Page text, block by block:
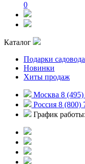
0
Каталог
Подарки
Новинки
Хиты продаж
Москва 8 (495)
Россия 8 (800)
График